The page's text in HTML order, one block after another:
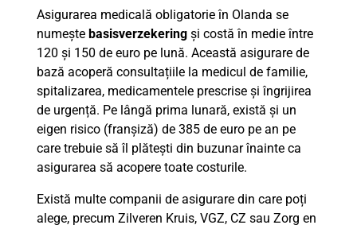
Asigurarea medicală obligatorie în Olanda se
numește basisverzekering și costă în medie între
120 și 150 de euro pe lună. Această asigurare de
bază acoperă consultațiile la medicul de familie,
spitalizarea, medicamentele prescrise și îngrijirea
de urgență. Pe lângă prima lunară, există și un
eigen risico (franșiză) de 385 de euro pe an pe
care trebuie să îl plătești din buzunar înainte ca
asigurarea să acopere toate costurile.
Există multe companii de asigurare din care poți
alege, precum Zilveren Kruis, VGZ, CZ sau Zorg en